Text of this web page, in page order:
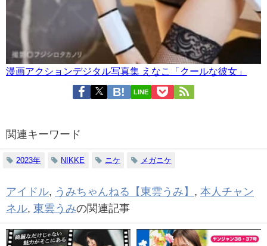
漫画アクションデジタル写真集 えなこ「クールな彼女」
LINE
関連キーワード
2023年 NIKKE ニケ メガニケ
アイドル, うみちゃんねる【東雲うみ】 , 本人チャン
ネル, 東雲うみの関連記事